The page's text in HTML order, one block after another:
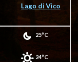
Lago di Vico
25°C
24°C